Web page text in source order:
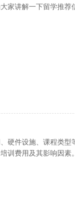
家讲解一下留学推荐
硬件设施、课程类型
训费用及其影响因素。